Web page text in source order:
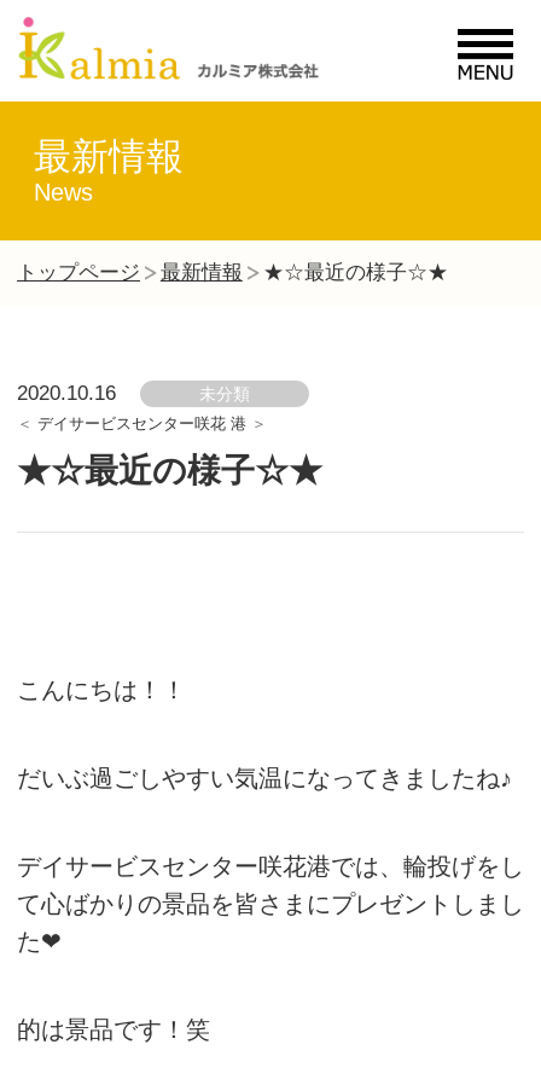
MENU
最新情報
News
トップページ 最新情報 ★☆最近の様子☆★
2020.10.16 未分類
デイサービスセンター咲花 港
★☆最近の様子☆★
こんにちは！！
だいぶ過ごしやすい気温になってきましたね♪
デイサービスセンター咲花港では、輪投げをし
て心ばかりの景品を皆さまにプレゼントしまし
た❤
的は景品です！笑